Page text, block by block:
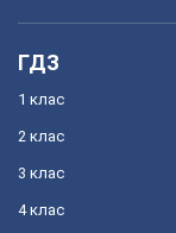
ГДЗ
1 клас
2 клас
3 клас
4 клас